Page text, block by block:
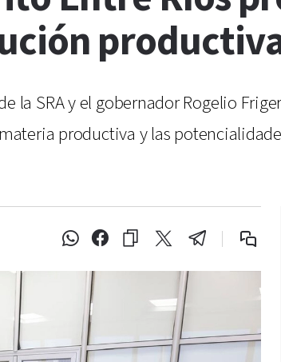
la SRA y el gobernador Rogelio
productiva y las